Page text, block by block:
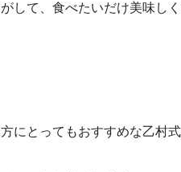
して、食べたいだけ美味しく
にとってもおすすめな乙村式